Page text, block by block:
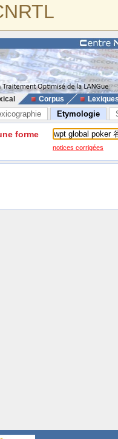
Corpus
Etymologie
forme
notices corrigées